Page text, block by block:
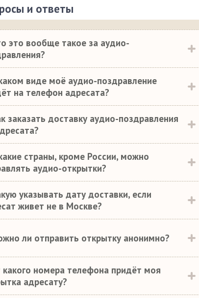
и ответы
это вообще такое за аудио-
виде моё аудио-поздравление
на телефон адресата?
заказать доставку аудио-поздравления
страны, кроме России, можно
аудио-открытки?
указывать дату доставки, если
живет не в Москве?
ли отправить открытку анонимно?
какого номера телефона придёт моя
адресату?